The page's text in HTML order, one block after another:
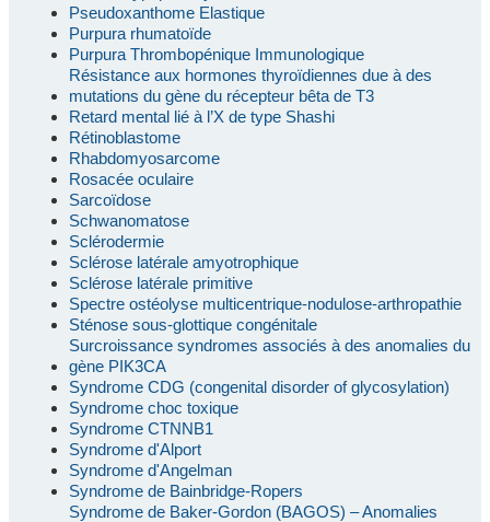
Pseudoxanthome Elastique
Purpura rhumatoïde
Purpura Thrombopénique Immunologique
Résistance aux hormones thyroïdiennes due à des
mutations du gène du récepteur bêta de T3
Retard mental lié à l’X de type Shashi
Rétinoblastome
Rhabdomyosarcome
Rosacée oculaire
Sarcoïdose
Schwanomatose
Sclérodermie
Sclérose latérale amyotrophique
Sclérose latérale primitive
Spectre ostéolyse multicentrique-nodulose-arthropathie
Sténose sous-glottique congénitale
Surcroissance syndromes associés à des anomalies du
gène PIK3CA
Syndrome CDG (congenital disorder of glycosylation)
Syndrome choc toxique
Syndrome CTNNB1
Syndrome d'Alport
Syndrome d'Angelman
Syndrome de Bainbridge-Ropers
Syndrome de Baker-Gordon (BAGOS) – Anomalies